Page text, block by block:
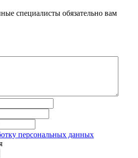
специалисты обязательно вам
персональных данных